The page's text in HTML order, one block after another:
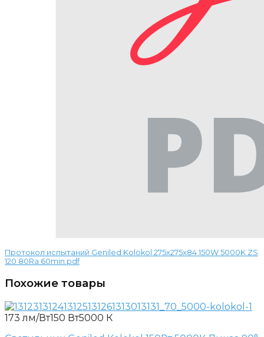
Протокол испытаний Geniled Kolokol 275x275x84 150W 5000K ZS
120 80Ra 60min.pdf
Похожие товары
173 лм/Вт150 Вт5000 К